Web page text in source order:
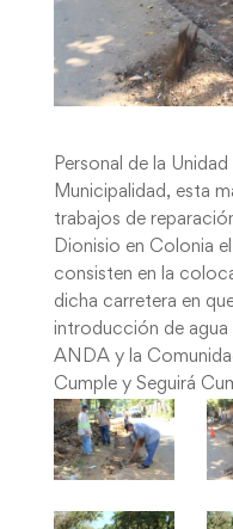
Personal de la
Municipalidad, esta
trabajos de
Dionisio en Colonia
consisten en la
dicha carretera en
introducción de
ANDA y la
Cumple y Seguirá